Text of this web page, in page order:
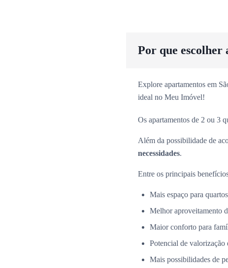
Por que escolher
Explore apartamentos em
ideal no Meu Imóvel!
Os apartamentos de 2 ou 3
Além da possibilidade de
necessidades.
Entre os principais
Mais espaço para
Melhor aproveitamento
Maior conforto para
Potencial de valorização
Mais possibilidades de